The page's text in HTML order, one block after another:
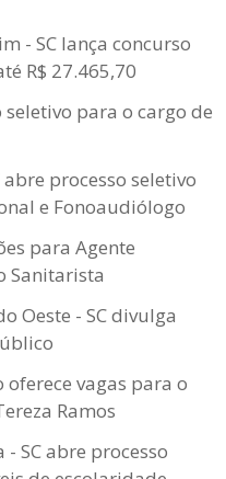
- SC lança concurso
R$ 27.465,70
seletivo para o cargo de
processo seletivo
e Fonoaudiólogo
para Agente
Sanitarista
Oeste - SC divulga
oferece vagas para o
Ramos
SC abre processo